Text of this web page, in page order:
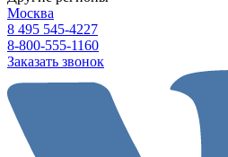
Москва
8 495 545-4227
8-800-555-1160
Заказать звонок